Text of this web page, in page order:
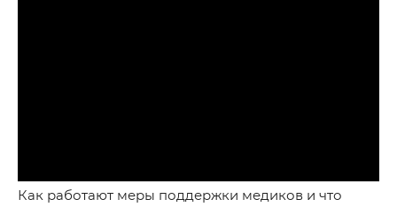
Как работают меры поддержки медиков и что